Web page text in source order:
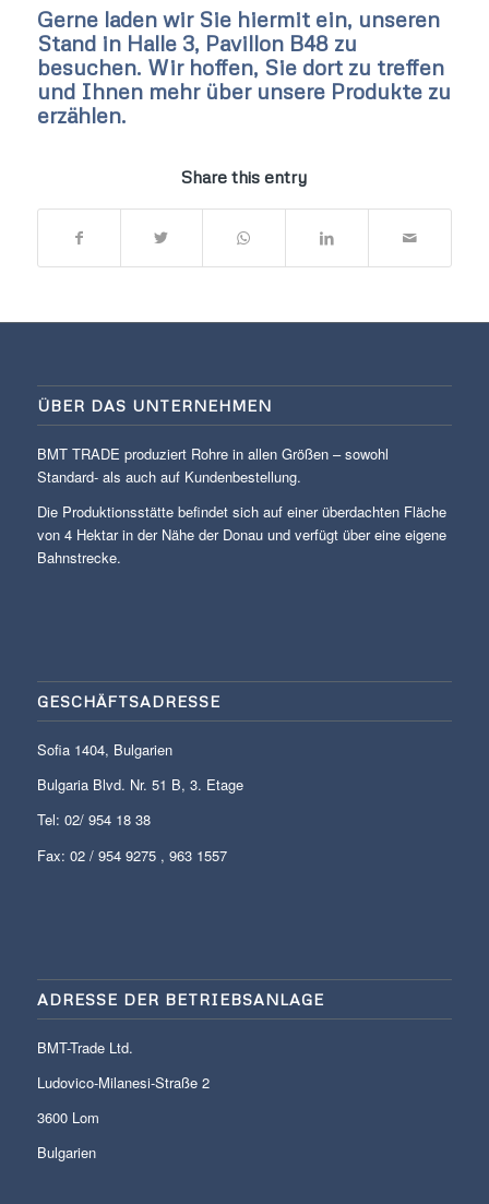
Gerne laden wir Sie hiermit ein, unseren
Stand in Halle 3, Pavillon B48 zu
besuchen. Wir hoffen, Sie dort zu treffen
und Ihnen mehr über unsere Produkte zu
erzählen.
Share this entry
ÜBER DAS UNTERNEHMEN
BMT TRADE produziert Rohre in allen Größen – sowohl
Standard- als auch auf Kundenbestellung.
Die Produktionsstätte befindet sich auf einer überdachten Fläche
von 4 Hektar in der Nähe der Donau und verfügt über eine eigene
Bahnstrecke.
GESCHÄFTSADRESSE
Sofia 1404, Bulgarien
Bulgaria Blvd. Nr. 51 B, 3. Etage
Tel: 02/ 954 18 38
Fax: 02 / 954 9275 , 963 1557
ADRESSE DER BETRIEBSANLAGE
BMT-Trade Ltd.
Ludovico-Milanesi-Straße 2
3600 Lom
Bulgarien